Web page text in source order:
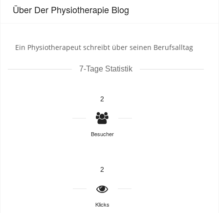
Über Der Physiotherapie Blog
Ein Physiotherapeut schreibt über seinen Berufsalltag
7-Tage Statistik
2
Besucher
2
Klicks